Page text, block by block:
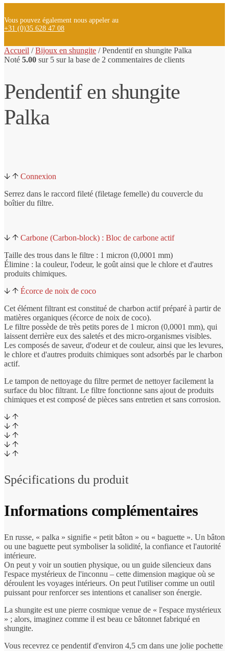
Vous pouvez également nous appeler au
+31 (0)35 628 47 08
Accueil /Bijoux en shungite /Pendentifen shungite Palka
Noté 5.00 sur 5 sur la base de 2 commentaires de clients
Pendentif en shungite
Palka
Connexion
Serrez dans le raccord fileté (filetage femelle) du couvercle du
boîtier du filtre.
Carbone (Carbon-block) : Bloc de carbone actif
Taille des trous dans le filtre : 1 micron (0,0001 mm)
Élimine : la couleur, l'odeur, le goût ainsi que le chlore et d'autres
produits chimiques.
Écorce de noix de coco
Cet élément filtrant est constitué de charbon actif préparé à partir de
matières organiques (écorce de noix de coco).
Le filtre possède de très petits pores de 1 micron (0,0001 mm), qui
laissent derrière eux des saletés et des micro-organismes visibles.
Les composés de saveur, d'odeur et de couleur, ainsi que les levures,
le chlore et d'autres produits chimiques sont adsorbés par le charbon
actif.
Le tampon de nettoyage du filtre permet de nettoyer facilement la
surface du bloc filtrant. Le filtre fonctionne sans ajout de produits
chimiques et est composé de pièces sans entretien et sans corrosion.
Spécifications du produit
Informations complémentaires
En russe, « palka » signifie « petit bâton » ou « baguette ». Un bâton
ou une baguette peut symboliser la solidité, la confiance et l'autorité
intérieure.
On peut y voir un soutien physique, ou un guide silencieux dans
l'espace mystérieux de l'inconnu – cette dimension magique où se
déroulent les voyages intérieurs. On peut l'utiliser comme un outil
puissant pour renforcer ses intentions et canaliser son énergie.
La shungite est une pierre cosmique venue de « l'espace mystérieux
» ; alors, imaginez comme il est beau ce bâtonnet fabriqué en
shungite.
Vous recevrez ce pendentif d'environ 4,5 cm dans une jolie pochette